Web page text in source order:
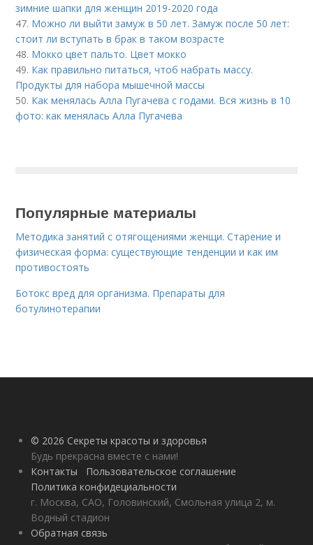
зимние шапки для женщин 2019-2020 года
47. Можно ли выйти замуж в 50 лет. Замуж после 50 лет:
стоит ли вступать в брак в таком возрасте
48. Мокко цвет пальто. Цвет мокко
49. Как правильно питаться, чтоб набрать массу.
Продукты для набора мышечной массы
50. Как менялась Алла Пугачева с годами. Вся жизнь в 10
фото: как менялась Алла Пугачева
Популярные материалы
Методика занятий с отягощениями женщи. Старение и
физическая форма: существующие тенденции и как им
противостоять
Ботокс вред для организма. Препараты для
ботулинотерапии
© 2026 Секреты красоты и здоровья
Будь прекрасна вместе с нами!
Контакты
Пользовательское соглашение
Политика конфидециальности
г. Москва, САО, Головинский, Смольная улица 2, м.
Водный стадион
Обратная связь